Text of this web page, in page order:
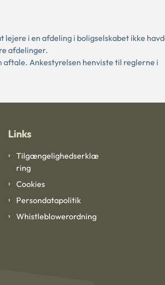
lejere i en afdeling i boligselskabet ikke
afdelinger.
aftale. Ankestyrelsen henviste til reglerne i
Links
Tilgængelighedserklæ
ring
Cookies
Persondatapolitik
Whistleblowerordning